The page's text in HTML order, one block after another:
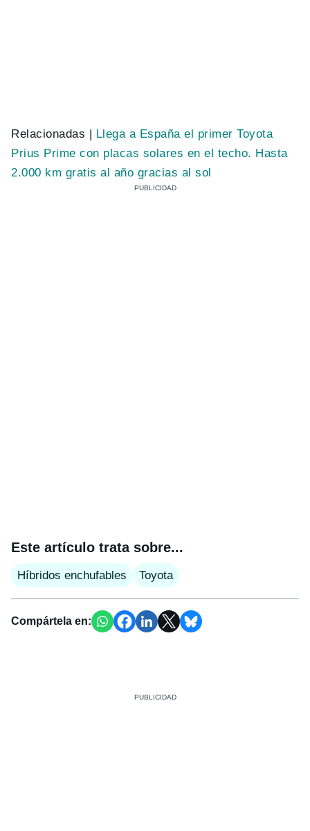
Relacionadas | Llega a España el primer Toyota
Prius Prime con placas solares en el techo. Hasta
2.000 km gratis al año gracias al sol
Este artículo trata sobre...
Híbridos enchufables Toyota
Compártela en: